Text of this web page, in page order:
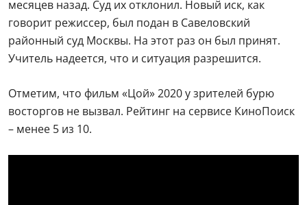
месяцев назад. Суд их отклонил. Новый иск, как
говорит режиссер, был подан в Савеловский
районный суд Москвы. На этот раз он был принят.
Учитель надеется, что и ситуация разрешится.
Отметим, что фильм «Цой» 2020 у зрителей бурю
восторгов не вызвал. Рейтинг на сервисе КиноПоиск
– менее 5 из 10.